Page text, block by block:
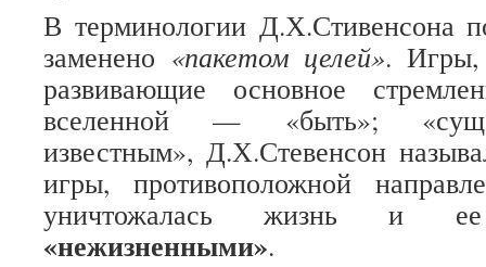
В терминологии Д.Х.Стивенсона
заменено «пакетом целей». Игры,
развивающие основное
вселенной — «быть»;
известным», Д.Х.Стевенсон
игры, противоположной
уничтожалась жизнь и
«нежизненными».